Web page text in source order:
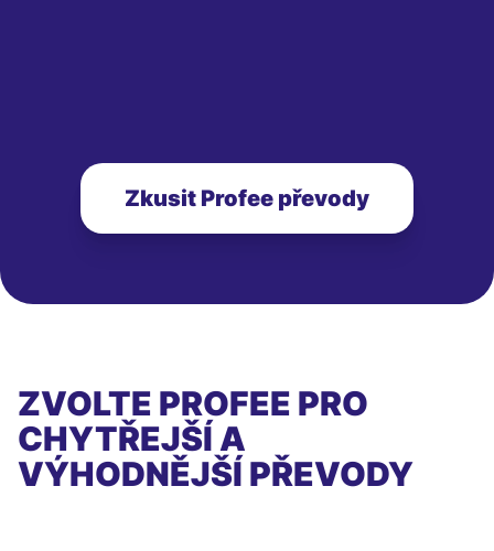
Zkusit Profee převody
ZVOLTE PROFEE PRO
CHYTŘEJŠÍ A
VÝHODNĚJŠÍ PŘEVODY